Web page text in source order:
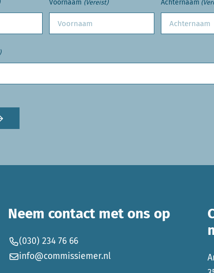
Voornaam (Vereist) Achternaam
Neem contact met ons op
(030) 234 76 66
info@commissiemer.nl